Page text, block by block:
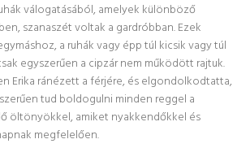
válogatásából, amelyek különböző
szanaszét voltak a gardróbban. Ezek
a ruhák vagy épp túl kicsik vagy túl
egyszerűen a cipzár nem működött rajtuk.
Erika ránézett a férjére, és elgondolkodtatta,
tud boldogulni minden reggel a
öltönyökkel, amiket nyakkendőkkel és
megfelelően.